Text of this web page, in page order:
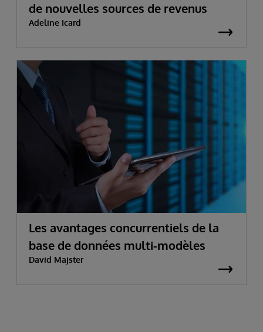
de nouvelles sources de revenus
Adeline Icard
Les avantages concurrentiels de la
base de données multi-modèles
David Majster